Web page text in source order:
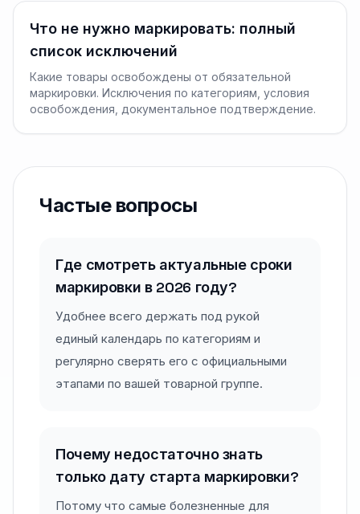
Что не нужно маркировать: полный
список исключений
Какие товары освобождены от обязательной
маркировки. Исключения по категориям, условия
освобождения, документальное подтверждение.
Частые вопросы
Где смотреть актуальные сроки
маркировки в 2026 году?
Удобнее всего держать под рукой
единый календарь по категориям и
регулярно сверять его с официальными
этапами по вашей товарной группе.
Почему недостаточно знать
только дату старта маркировки?
Потому что самые болезненные для